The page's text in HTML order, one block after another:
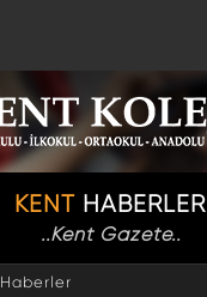
KENT HABERLER
..Kent Gazete..
Haberler